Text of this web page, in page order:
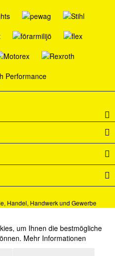
Handel, Handwerk und Gewerbe
undVersandkostenund ggf.
nicht anders beschrieben.
Aktiv
um Ihnen die bestmögliche
Mehr Informationen